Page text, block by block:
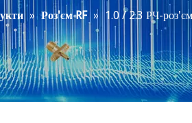
» Роз'єм RF » 1.0 / 2.3 РЧ-роз'єм